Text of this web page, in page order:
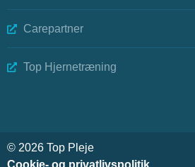
Carepartner
Top Hjernetræning
© 2026 Top Pleje